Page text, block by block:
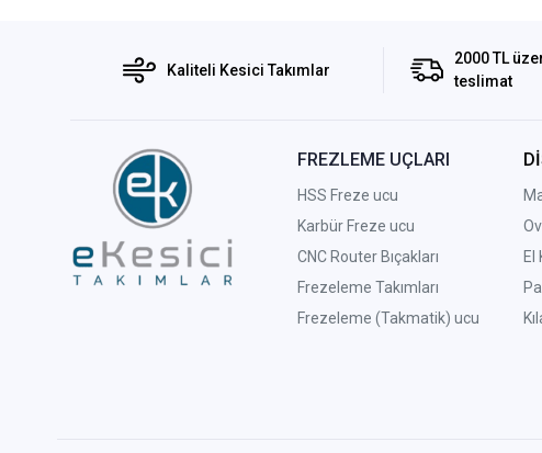
Kaliteli Kesici Takımlar
2000 TL
teslimat
FREZLEME UÇLARI
HSS Freze ucu
Karbür Freze ucu
CNC Router Bıçakları
Frezeleme Takımları
Frezeleme (Takmatik) ucu
El